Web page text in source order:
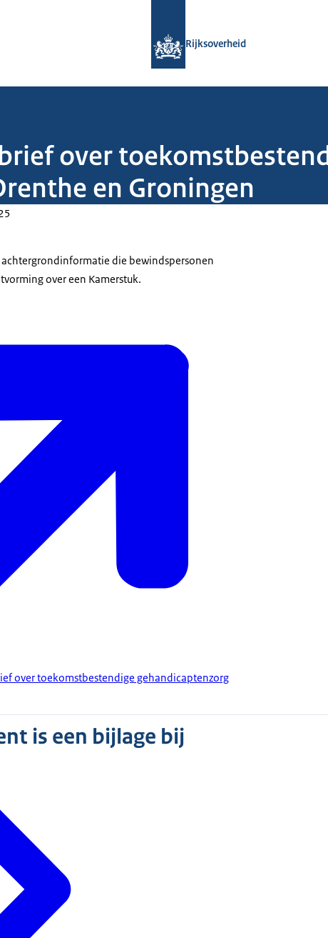
Rijksoverheid
over
en Groningen
achtergrondinformatie die bewindspersonen
over een Kamerstuk.
over toekomstbestendige gehandicaptenzorg
is een bijlage bij